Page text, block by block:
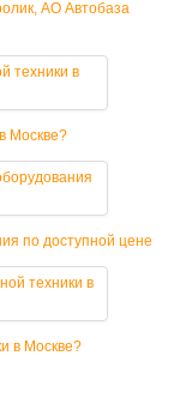
АО Автобаза
Москве?
по доступной цене
в Москве?